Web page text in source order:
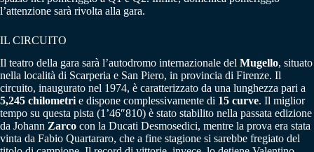
l’attenzione sarà rivolta alla gara.
IL CIRCUITO
Il teatro della gara sarà l’autodromo internazionale del Mugello, situato
nella località di Scarperia e San Piero, in provincia di Firenze. Il
circuito, inaugurato nel 1974, è caratterizzato da una lunghezza pari a
5,245 chilometri e dispone complessivamente di 15 curve. Il miglior
tempo su questa pista (1’46″810) è stato stabilito nella passata edizione
da Johann Zarco con la Ducati Desmosedici, mentre la prova era stata
vinta da Fabio Quartararo, che a fine stagione si sarebbe fregiato del